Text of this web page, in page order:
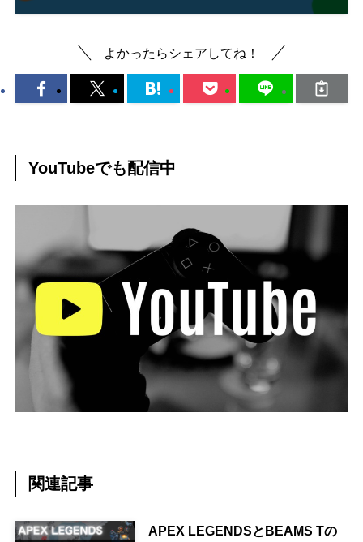
よかったらシェアしてね！
YouTubeでも配信中
関連記事
APEX LEGENDSとBEAMS Tの